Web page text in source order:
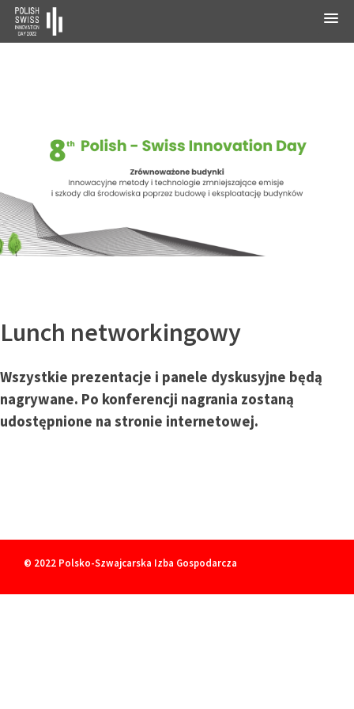
Lunch networkingowy
Wszystkie prezentacje i panele dyskusyjne będą
nagrywane. Po konferencji nagrania zostaną
udostępnione na stronie internetowej.
© 2022 Polsko-Szwajcarska Izba Gospodarcza